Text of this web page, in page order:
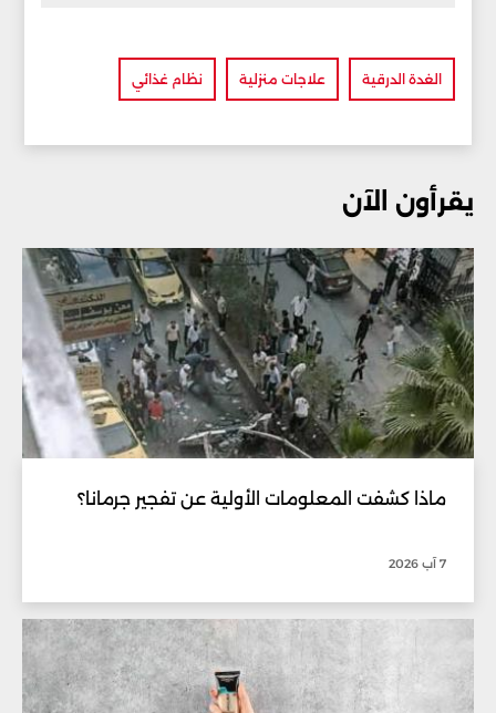
الغدة الدرقية علاجات منزلية نظام غذائي
يقرأون الآن
ماذا كشفت المعلومات الأولية عن تفجير جرمانا؟
7 آب 2026